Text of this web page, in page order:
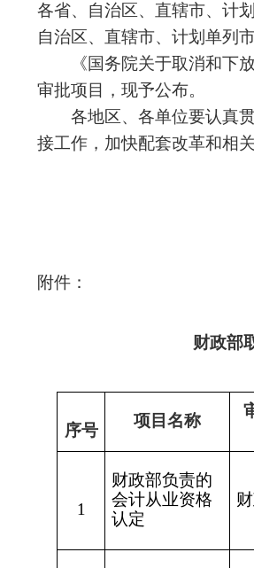
各省、自治区、直辖市、计
自治区、直辖市、计划单列
《国务院关于取消和下放
审批项目，现予公布。
各地区、各单位要认真贯
接工作，加快配套改革和相
财政
2014年2
附件：
财政部
序号
项目名称
1
财政部负责的
会计从业资格
认定